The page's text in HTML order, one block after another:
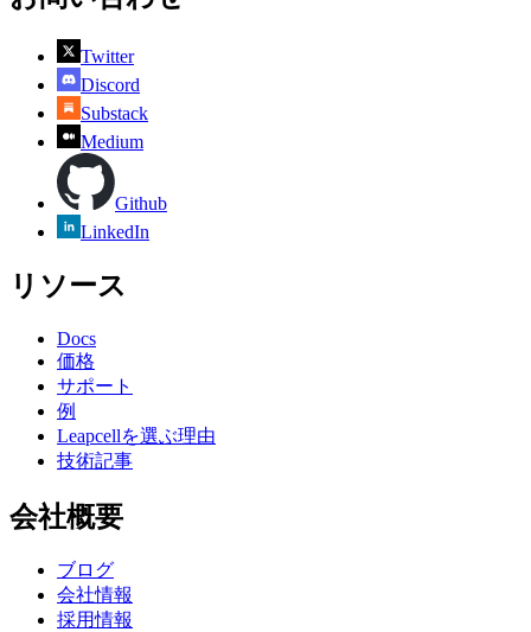
Twitter
Discord
Substack
Medium
Github
LinkedIn
リソース
Docs
価格
サポート
例
Leapcellを選ぶ理由
技術記事
会社概要
ブログ
会社情報
採用情報